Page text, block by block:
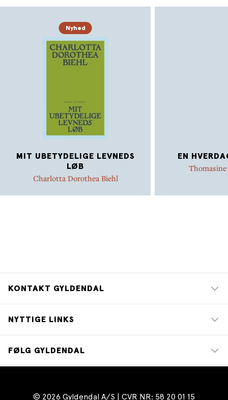
Nyhed
MIT UBETYDELIGE LEVNEDS
LØB
Charlotta Dorothea Biehl
EN
KONTAKT GYLDENDAL
NYTTIGE LINKS
FØLG GYLDENDAL
© 2026 Gyldendal A/S | CVR NR: 58 20 01 15